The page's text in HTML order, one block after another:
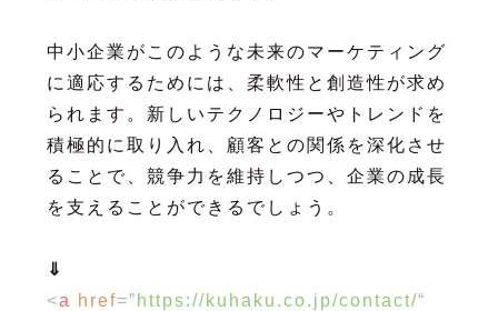
中小企業がこのような未来のマーケティング
に適応するためには、柔軟性と創造性が求め
られます。新しいテクノロジーやトレンドを
積極的に取り入れ、顧客との関係を深化させ
ることで、競争力を維持しつつ、企業の成長
を支えることができるでしょう。
⇓
<a href=” https://kuhaku.co.jp/contact/“